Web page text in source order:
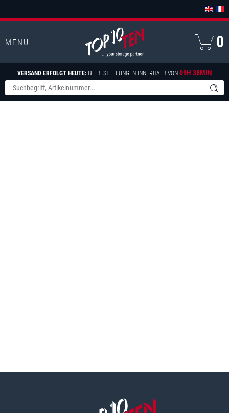
MENU
VERSAND ERFOLGT HEUTE:BEI BESTELLUNGEN INNERHALB VON 09H 38MIN
0